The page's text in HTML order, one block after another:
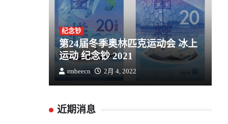
纪念钞
第24届冬季奥林匹克运动会 冰上
运动 纪念钞 2021
rmbeecn 2月 4, 2022
近期消息